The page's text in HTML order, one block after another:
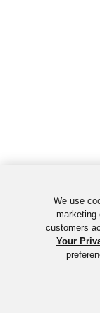
We use
marketing
customers
Your